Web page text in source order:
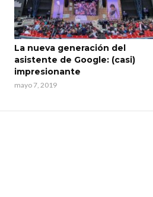
La nueva generación del
asistente de Google: (casi)
impresionante
mayo 7, 2019